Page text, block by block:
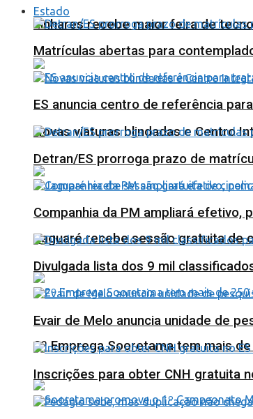
Linhares recebe maior feira de
Novas viaturas blindadas e Centro
Jaguaré recebe sessão gratuita de
2º Emprega Sooretama tem mais
Estado
Matrículas abertas para
ES anuncia centro de referência
Detran/ES prorroga prazo de
Companhia da PM ampliará efetivo,
Divulgada lista dos 9 mil
Evair de Melo anuncia unidade de
Inscrições para obter CNH gratuita